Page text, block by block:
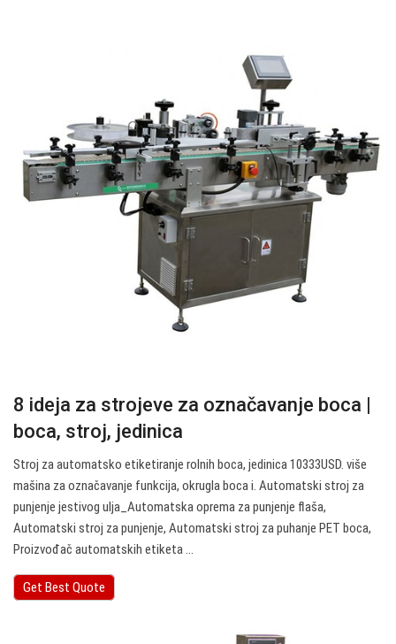
8 ideja za strojeve za označavanje boca |
boca, stroj, jedinica
Stroj za automatsko etiketiranje rolnih boca, jedinica 10333USD. više
mašina za označavanje funkcija, okrugla boca i. Automatski stroj za
punjenje jestivog ulja_Automatska oprema za punjenje flaša,
Automatski stroj za punjenje, Automatski stroj za puhanje PET boca,
Proizvođač automatskih etiketa ...
Get Best Quote